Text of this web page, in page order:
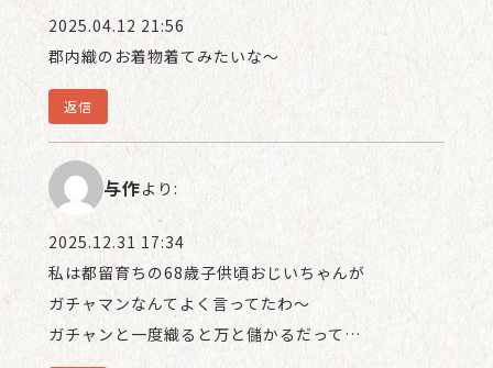
2025.04.12 21:56
郡内織のお着物着てみたいな〜
返信
与作より:
2025.12.31 17:34
私は都留育ちの68歳子供頃おじいちゃんが
ガチャマンなんてよく言ってたわ〜
ガチャンと一度織ると万と儲かるだって…